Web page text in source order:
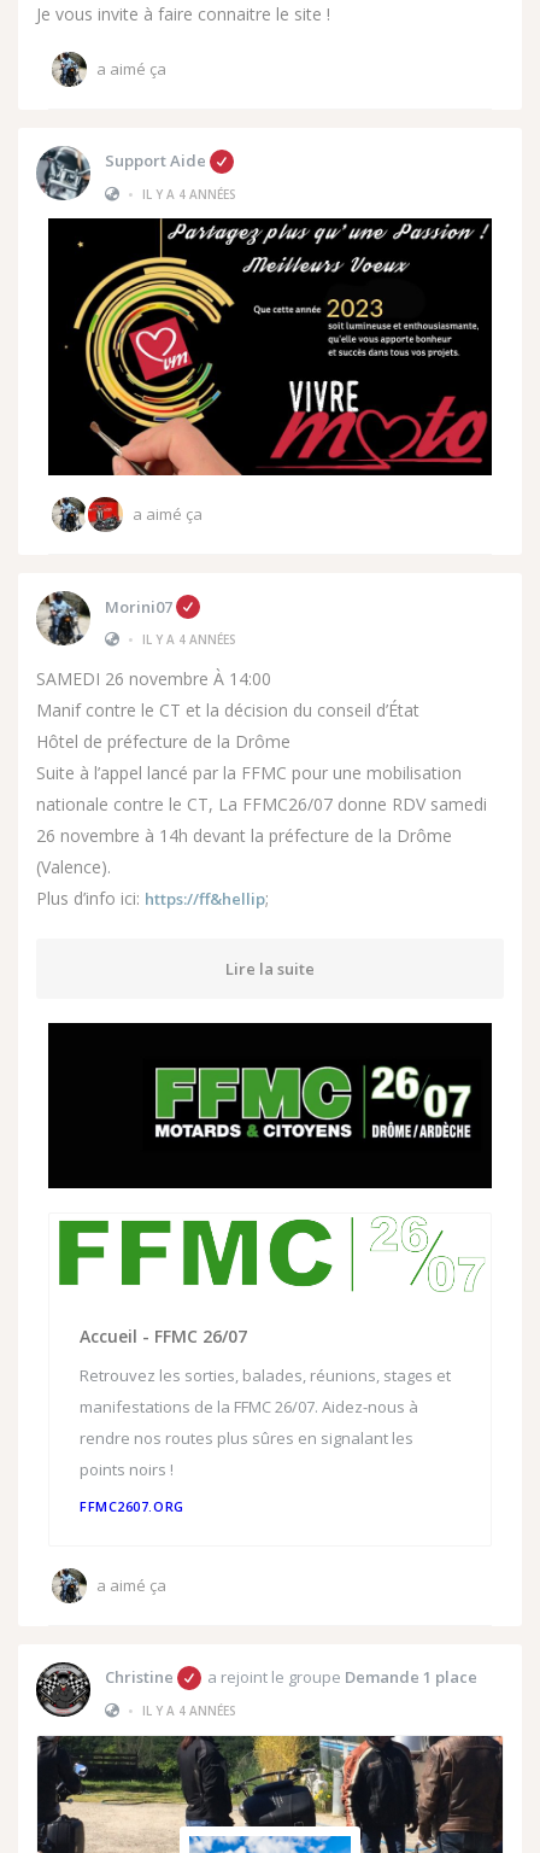
Je vous invite à faire connaitre le site !
a aimé ça
Support Aide
•
IL Y A 4 ANNÉES
a aimé ça
Morini07
•
IL Y A 4 ANNÉES
SAMEDI 26 novembre À 14:00
Manif contre le CT et la décision du conseil d’État
Hôtel de préfecture de la Drôme
Suite à l’appel lancé par la FFMC pour une mobilisation
nationale contre le CT, La FFMC26/07 donne RDV samedi
26 novembre à 14h devant la préfecture de la Drôme
(Valence).
Plus d’info ici: https://ff&hellip;
Lire la suite
Accueil - FFMC 26/07
Retrouvez les sorties, balades, réunions, stages et
manifestations de la FFMC 26/07. Aidez-nous à
rendre nos routes plus sûres en signalant les
points noirs !
FFMC2607.ORG
a aimé ça
Christine a rejoint le groupe Demande 1 place
•
IL Y A 4 ANNÉES